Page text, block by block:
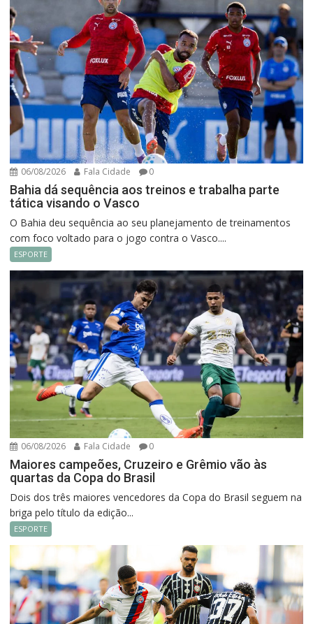
06/08/2026 Fala Cidade 0
Bahia dá sequência aos treinos e trabalha parte
tática visando o Vasco
O Bahia deu sequência ao seu planejamento de treinamentos
com foco voltado para o jogo contra o Vasco....
ESPORTE
06/08/2026 Fala Cidade 0
Maiores campeões, Cruzeiro e Grêmio vão às
quartas da Copa do Brasil
Dois dos três maiores vencedores da Copa do Brasil seguem na
briga pelo título da edição...
ESPORTE